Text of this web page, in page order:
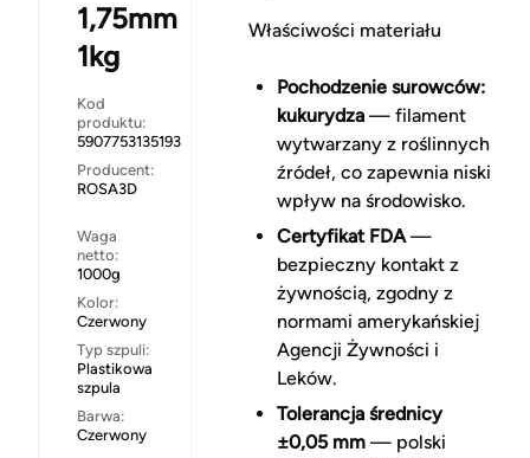
1,75mm
1kg
Kod
produktu:
5907753135193
Producent:
ROSA3D
Waga
netto:
1000g
Kolor:
Czerwony
Typ szpuli:
Plastikowa
szpula
Barwa:
Czerwony
Właściwości materiału
Pochodzenie surowców:
kukurydza— filament
wytwarzany z roślinnych
źródeł, co zapewnia niski
wpływ na środowisko.
Certyfikat FDA—
bezpieczny kontakt z
żywnością, zgodny z
normami amerykańskiej
Agencji Żywności i
Leków.
Tolerancja średnicy
±0,05 mm— polski